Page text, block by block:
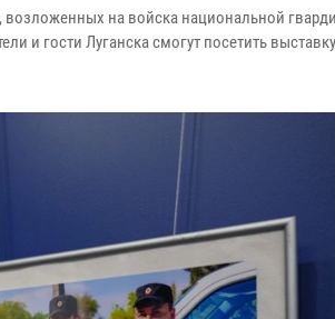
на войска национальной
и гости Луганска смогут посетить